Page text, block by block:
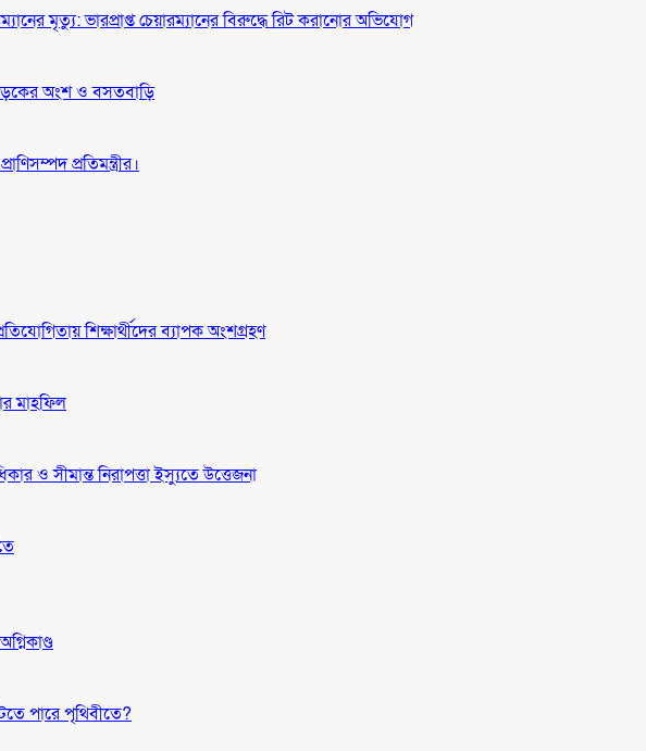
মৃত্যু: ভারপ্রাপ্ত চেয়ারম্যানের বিরুদ্ধে রিট করানোর অভিযোগ
অংশ ও বসতবাড়ি
প্রতিমন্ত্রীর।
শিক্ষার্থীদের ব্যাপক অংশগ্রহণ
মাহফিল
ও সীমান্ত নিরাপত্তা ইস্যুতে উত্তেজনা
পারে পৃথিবীতে?